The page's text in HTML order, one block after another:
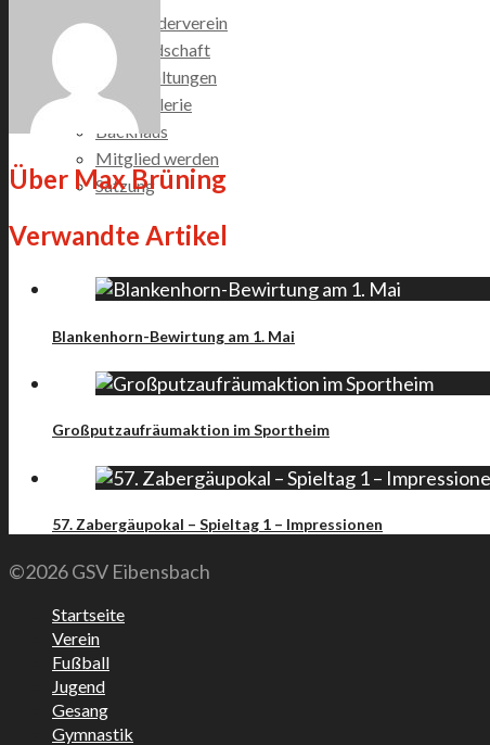
GSV Förderverein
Vorstandschaft
Veranstaltungen
Bildergalerie
Backhaus
Mitglied werden
Satzung
Über Max Brüning
Verwandte Artikel
Blankenhorn-Bewirtung am 1. Mai
Großputzaufräumaktion im Sportheim
57. Zabergäupokal – Spieltag 1 – Impressionen
©2026 GSV Eibensbach
Startseite
Verein
Fußball
Jugend
Gesang
Gymnastik